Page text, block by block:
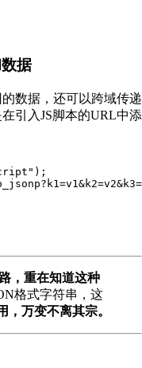
据
数据，还可以跨域传递
引入JS脚本的URL中添
，重在知道这种
格式字符串，这
，万变不离其宗。